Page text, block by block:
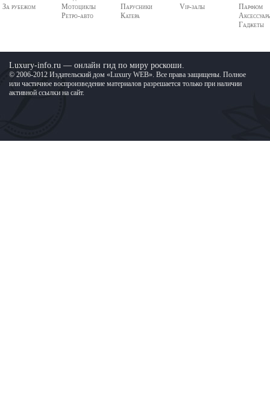
За рубежом
Мотоциклы
Ретро-авто
Парусники
Катера
Vip-залы
Парфюм
Гаджеты
Luxury-info.ru — онлайн гид по миру роскоши.
© 2006-2012 Издательский дом «Luxury WEB». Все права защищены. Полное
или частичное воспроизведение материалов разрешается только при наличии
активной ссылки на сайт.